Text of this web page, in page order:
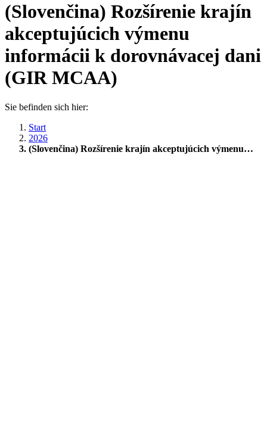
(Slovenčina) Rozšírenie krajín
akceptujúcich výmenu
informácii k dorovnávacej dani
(GIR MCAA)
Sie befinden sich hier:
Start
2026
(Slovenčina) Rozšírenie krajín akceptujúcich výmenu…